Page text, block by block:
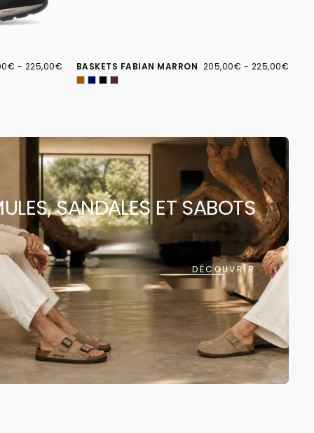
- PRIX
225,00€ BASKETS FABIAN MARRON 205,00€
PRIX
205,00€ - PRIX
225,00€
SANDALES ET SABOTS
DÉCOUVRIR
est
vide
été sélectionné.